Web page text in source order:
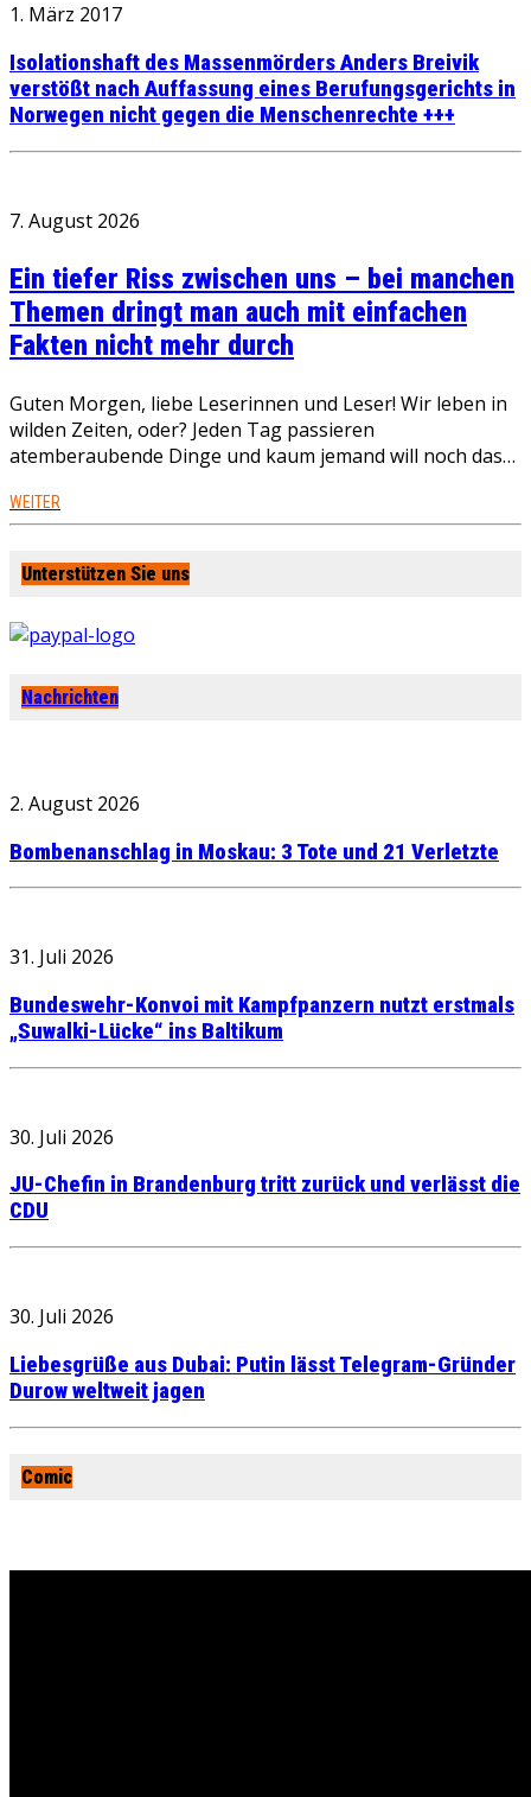
1. März 2017
Isolationshaft des Massenmörders Anders Breivik
verstößt nach Auffassung eines Berufungsgerichts in
Norwegen nicht gegen die Menschenrechte +++
7. August 2026
Ein tiefer Riss zwischen uns – bei manchen
Themen dringt man auch mit einfachen
Fakten nicht mehr durch
Guten Morgen, liebe Leserinnen und Leser! Wir leben in
wilden Zeiten, oder? Jeden Tag passieren
atemberaubende Dinge und kaum jemand will noch das…
WEITER
Unterstützen Sie uns
Nachrichten
2. August 2026
Bombenanschlag in Moskau: 3 Tote und 21 Verletzte
31. Juli 2026
Bundeswehr-Konvoi mit Kampfpanzern nutzt erstmals
„Suwalki-Lücke“ ins Baltikum
30. Juli 2026
JU-Chefin in Brandenburg tritt zurück und verlässt die
CDU
30. Juli 2026
Liebesgrüße aus Dubai: Putin lässt Telegram-Gründer
Durow weltweit jagen
Comic